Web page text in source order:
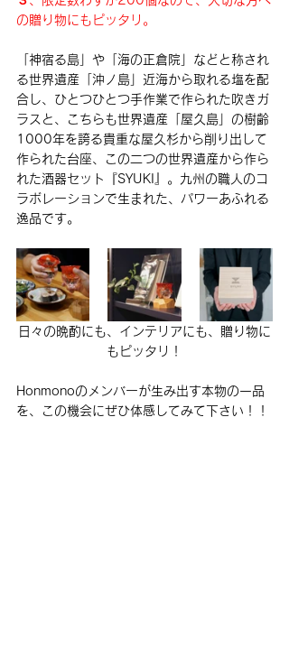
の贈り物にもピッタリ。
「神宿る島」や「海の正倉院」などと称され
る世界遺産「沖ノ島」近海から取れる塩を配
合し、ひとつひとつ手作業で作られた吹きガ
ラスと、こちらも世界遺産「屋久島」の樹齢
1000年を誇る貴重な屋久杉から削り出して
作られた台座、
この二つの世界遺産から作ら
れた酒器セット『SYUKI』 。九州の職人のコ
ラボレーションで生まれた、パワーあふれる
逸品です。
日々の晩酌にも、インテリアにも、贈り物に
もピッタリ！
Honmonoのメンバーが生み出す本物の一品
を、この機会にぜひ体感してみて下さい！！